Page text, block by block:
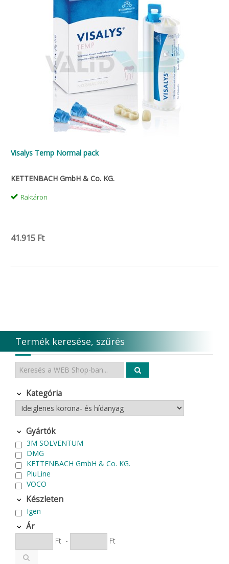
Visalys Temp Normal pack
KETTENBACH GmbH & Co. KG.
Raktáron
41.915 Ft
Termék keresése, szűrés
Kategória
Gyártók
3M SOLVENTUM
DMG
KETTENBACH GmbH & Co. KG.
PluLine
VOCO
Készleten
Igen
Ár
Ft - Ft